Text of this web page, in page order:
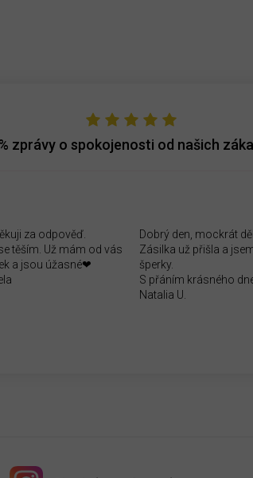
zprávy o spokojenosti od našich
za odpověď.
těším. Už mám od vás
a jsou úžasné❤
Dobrý den, mockrát
Zásilka už přišla a
šperky.
S přáním krásného
Natalia U.